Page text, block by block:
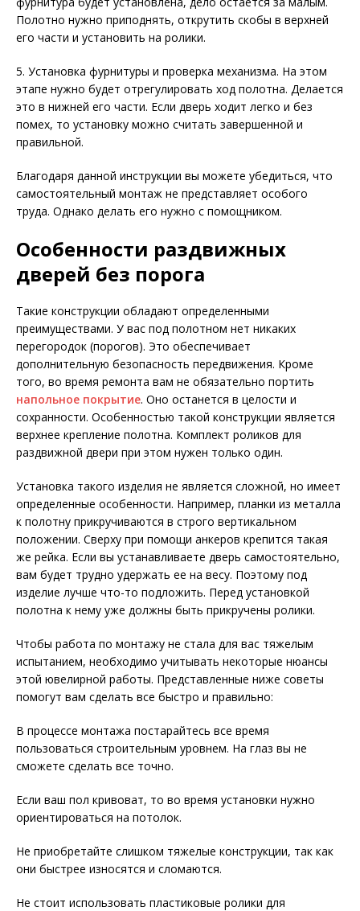
Полотно нужно приподнять, открутить скобы в верхней
его части и установить на ролики.
5. Установка фурнитуры и проверка механизма. На этом
этапе нужно будет отрегулировать ход полотна. Делается
это в нижней его части. Если дверь ходит легко и без
помех, то установку можно считать завершенной и
правильной.
Благодаря данной инструкции вы можете убедиться, что
самостоятельный монтаж не представляет особого
труда. Однако делать его нужно с помощником.
Особенности раздвижных
дверей без порога
Такие конструкции обладают определенными
преимуществами. У вас под полотном нет никаких
перегородок (порогов). Это обеспечивает
дополнительную безопасность передвижения. Кроме
того, во время ремонта вам не обязательно портить
напольное покрытие. Оно останется в целости и
сохранности. Особенностью такой конструкции является
верхнее крепление полотна. Комплект роликов для
раздвижной двери при этом нужен только один.
Установка такого изделия не является сложной, но имеет
определенные особенности. Например, планки из металла
к полотну прикручиваются в строго вертикальном
положении. Сверху при помощи анкеров крепится такая
же рейка. Если вы устанавливаете дверь самостоятельно,
вам будет трудно удержать ее на весу. Поэтому под
изделие лучше что-то подложить. Перед установкой
полотна к нему уже должны быть прикручены ролики.
Чтобы работа по монтажу не стала для вас тяжелым
испытанием, необходимо учитывать некоторые нюансы
этой ювелирной работы. Представленные ниже советы
помогут вам сделать все быстро и правильно:
В процессе монтажа постарайтесь все время
пользоваться строительным уровнем. На глаз вы не
сможете сделать все точно.
Если ваш пол кривоват, то во время установки нужно
ориентироваться на потолок.
Не приобретайте слишком тяжелые конструкции, так как
они быстрее износятся и сломаются.
Не стоит использовать пластиковые ролики для